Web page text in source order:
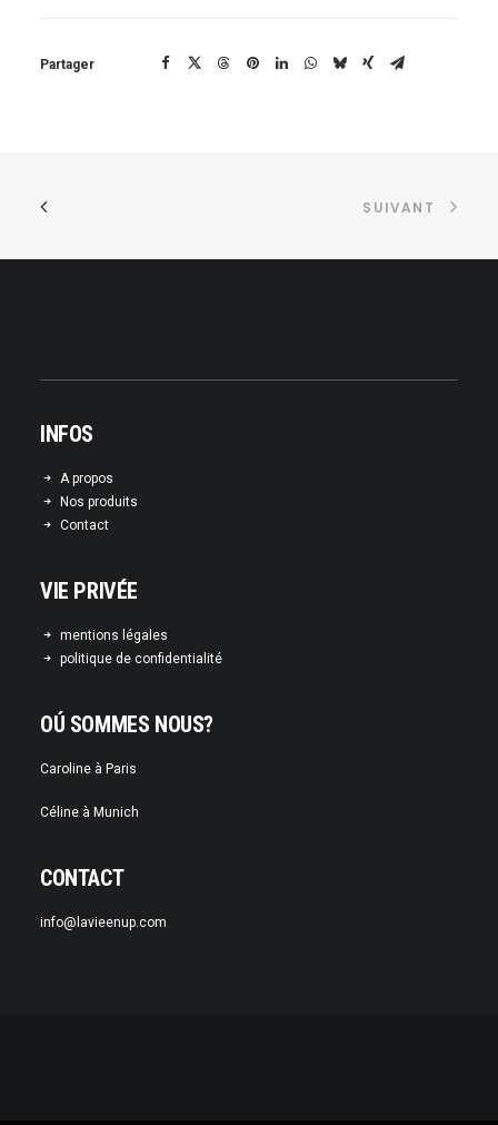
Partager
SUIVANT
INFOS
A propos
Nos produits
Contact
VIE PRIVÉE
mentions légales
politique de confidentialité
OÚ SOMMES NOUS?
Caroline à Paris
Céline à Munich
CONTACT
info@lavieenup.com